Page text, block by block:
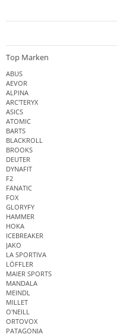
Top Marken
ABUS
AEVOR
ALPINA
ARC'TERYX
ASICS
ATOMIC
BARTS
BLACKROLL
BROOKS
DEUTER
DYNAFIT
F2
FANATIC
FOX
GLORYFY
HAMMER
HOKA
ICEBREAKER
JAKO
LA SPORTIVA
LÖFFLER
MAIER SPORTS
MANDALA
MEINDL
MILLET
O'NEILL
ORTOVOX
PATAGONIA